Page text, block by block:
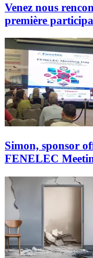
Venez nous
première
Simon, sponsor
FENELEC